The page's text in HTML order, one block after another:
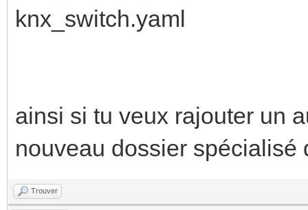
knx_switch.yaml
ainsi si tu veux rajouter un
nouveau dossier spécialisé
Trouver